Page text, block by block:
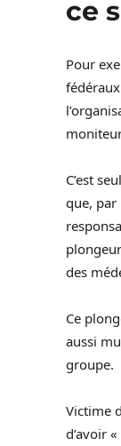
ce
Pour
C’est
que, par
des
Ce
aussi
groupe.
Victime
d’avoir